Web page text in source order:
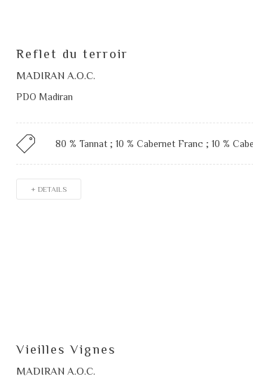
Reflet du terroir
MADIRAN A.O.C.
PDO Madiran
80 % Tannat ; 10 % Cabernet Franc ; 10 %
+ DETAILS
Vieilles Vignes
MADIRAN A.O.C.